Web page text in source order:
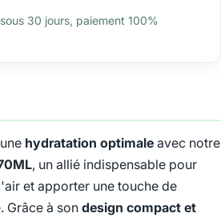
30 jours, paiement 100%
hydratation optimale avec notre
, un allié indispensable pour
et apporter une touche de
Grâce à son design compact et